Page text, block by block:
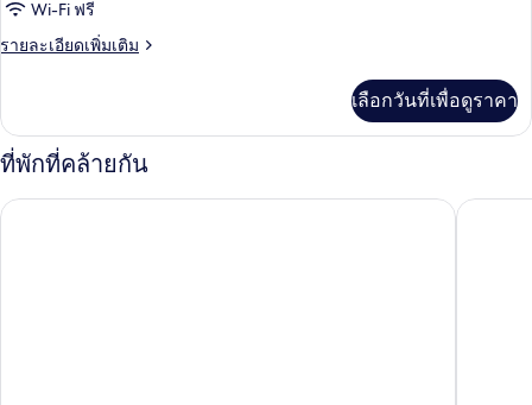
เคลื่อนไหว,
ไซส์
เตียง,
เคลื่อนไหว,
วิว
เมือง
ห้อง
คลาส
เตียง
ควีน
2
Wi-Fi ฟรี
รายละเอียดเพิ่มเติม
ราย
เกี่ยว
กับ
ห้อง
คลาส
สิก,
เลือกวันที่เพื่อดูราคา
ที่พักที่คล้ายกัน
ทรู บัย ฮิลตัน ฟอร์ต ลอเดอร์เดล ดาวน์ทาวน์ โรงแรม